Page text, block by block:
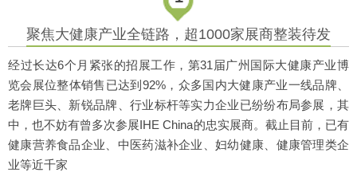
聚焦大健康产业全链路，超1000家展商整装待发
经过长达6个月紧张的招展工作，第31届广州国际大健康产业博
览会展位整体销售已达到92%，众多国内大健康产业一线品牌、
老牌巨头、新锐品牌、行业标杆等实力企业已纷纷布局参展，其
中，也不妨有曾多次参展IHE China的忠实展商。截止目前，已有
健康营养食品企业、中医药滋补企业、妇幼健康、健康管理类企
业等近千家